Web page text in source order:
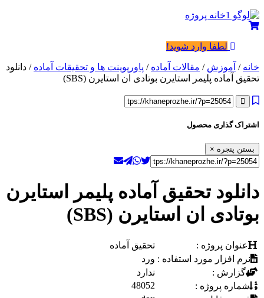
لطفا وارد شوید!
خانه / آموزش / مقالات آماده / پاورپوینت ها و تحقیقات آماده / دانلود
تحقیق آماده پلیمر استایرن بوتادی ان استایرن (SBS)
اشتراک گذاری محصول
بستن پنجره ×
دانلود تحقیق آماده پلیمر استایرن
بوتادی ان استایرن (SBS)
عنوان پروژه :
تحقیق آماده
نرم افزار مورد استفاده : ورد
گزارش :
ندارد
شماره پروژه :
48052